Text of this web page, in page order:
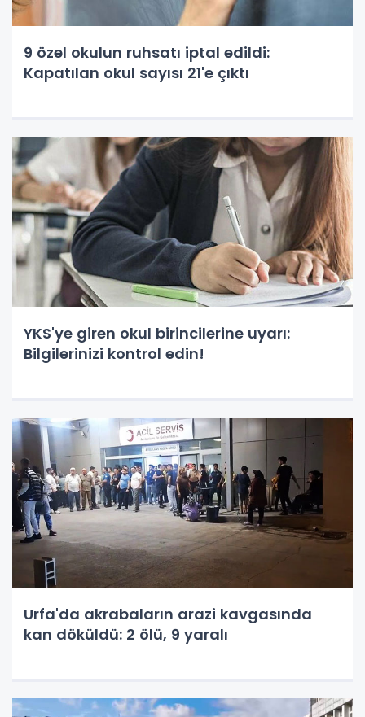
9 özel okulun ruhsatı iptal edildi:
Kapatılan okul sayısı 21'e çıktı
YKS'ye giren okul birincilerine uyarı:
Bilgilerinizi kontrol edin!
Urfa'da akrabaların arazi kavgasında
kan döküldü: 2 ölü, 9 yaralı